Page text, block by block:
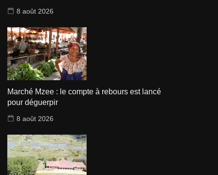
8 août 2026
Marché Mzee : le compte à rebours est lancé
pour déguerpir
8 août 2026